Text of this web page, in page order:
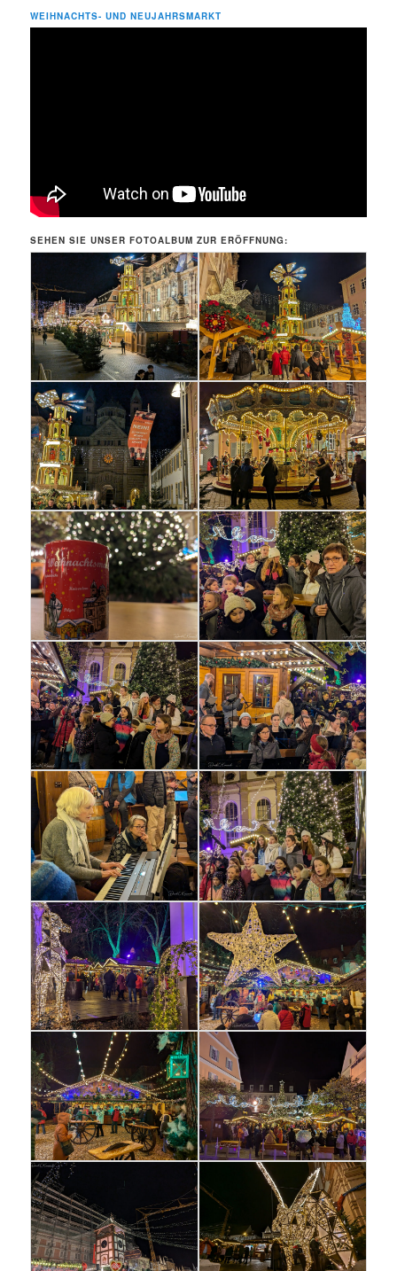
WEIHNACHTS- UND NEUJAHRSMARKT
SEHEN SIE UNSER FOTOALBUM ZUR ERÖFFNUNG: